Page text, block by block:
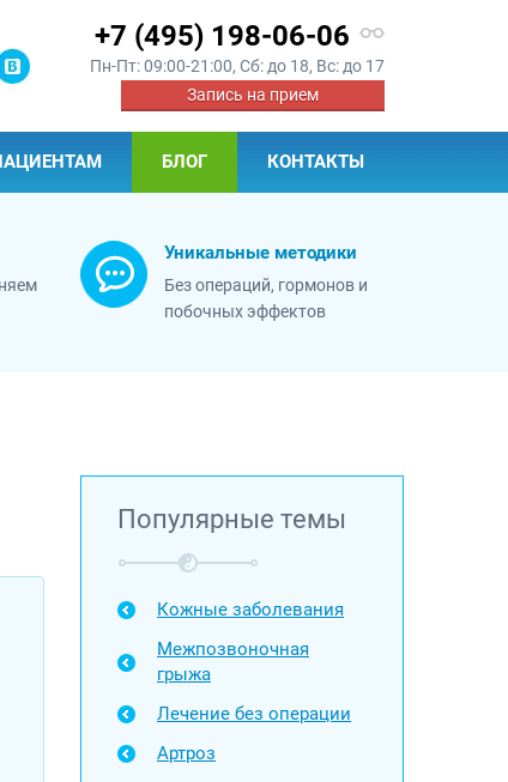
+7 (495) 198-06-06
Пн-Пт: 09:00-21:00, Сб: до 18, Вс: до 17
Запись на прием
БЛОГ КОНТАКТЫ
Уникальные методики
Без операций, гормонов и
побочных эффектов
Популярные темы
Кожные заболевания
Межпозвоночная
грыжа
Лечение без операции
Артроз